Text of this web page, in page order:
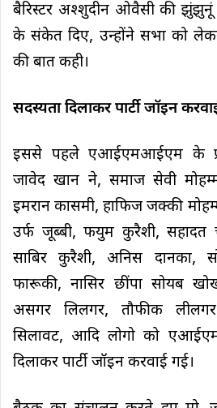
बैरिस्टर अश्शुदीन ओवैसी की
के संकेत दिए, उन्होंने सभा को
की बात कही।
सदस्यता दिलाकर पार्टी जॉइन
इससे पहले एआईएमआईएम के
जावेद खान ने, समाज सेवी
इमरान कासमी, हाफिज जक्की
उर्फ जूब्बी, फयुम कुरैशी, सहादत
साबिर कुरैशी, अनिस दानका,
फारूकी, नासिर छींपा सोयब
असगर लिलगर, तौफीक
सिलावट, आदि लोगो को
दिलाकर पार्टी जॉइन करवाई गई।